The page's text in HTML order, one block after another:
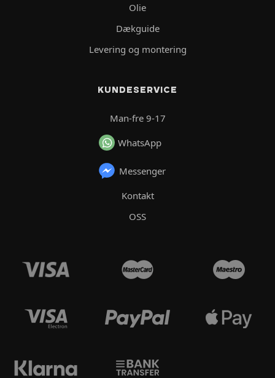
Olie
Dækguide
Levering og montering
KUNDESERVICE
Man-fre 9-17
WhatsApp
Messenger
Kontakt
OSS